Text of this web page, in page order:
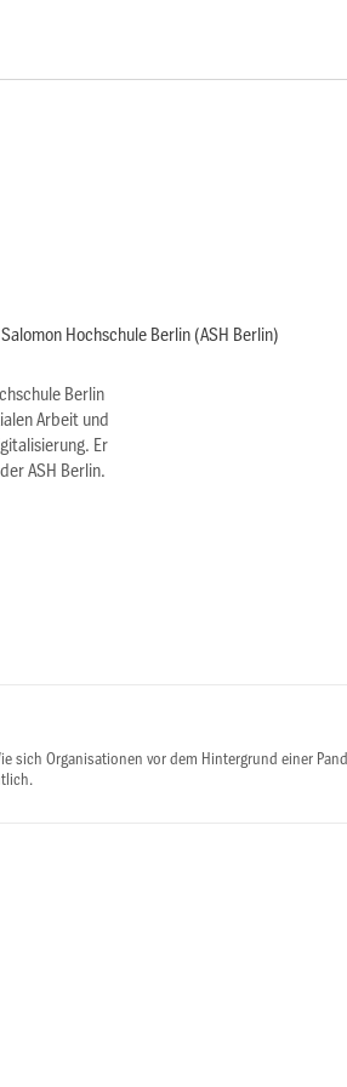
Hochschule Berlin (ASH Berlin)
Berlin
Arbeit und
Er
ASH Berlin.
sich Organisationen vor dem Hintergrund einer